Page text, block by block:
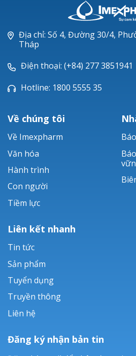
Địa chỉ: Số 4, Đường 30/4,
Tháp
Điện thoại: (+84) 277 3851941
Hotline: 1800 5555 35
Về chúng tôi
Về Imexpharm
Văn hóa
Hành trình
Con người
Tiềm lực
Liên kết nhanh
Tin tức
Sản phẩm
Tuyển dụng
Truyền thông
Liên hệ
Đăng ký nhận bản tin